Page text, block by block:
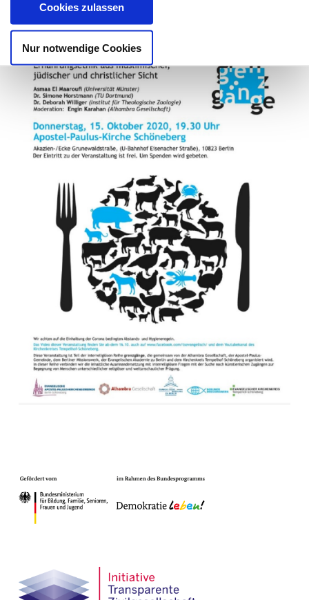
Cookies zulassen
Nur notwendige Cookies